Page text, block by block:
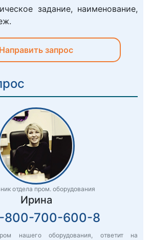
задание, наименование,
Направить запрос
отдела пром. оборудования
Ирина
800-700-600-8
нашего оборудования, ответит на